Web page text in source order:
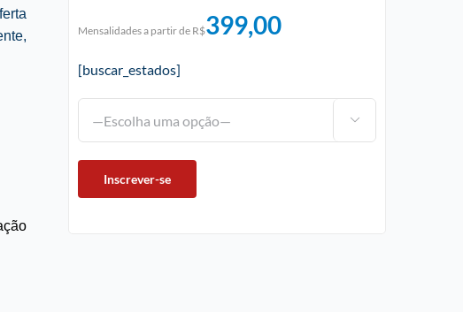
Mensalidades a partir de R$399,00
[buscar_estados]
